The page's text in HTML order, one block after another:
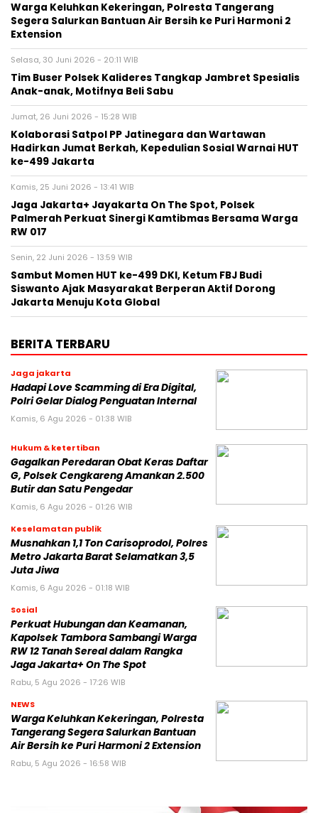
Warga Keluhkan Kekeringan, Polresta Tangerang
Segera Salurkan Bantuan Air Bersih ke Puri Harmoni 2
Extension
Selasa, 30 Juni 2026 - 20:11 WIB
Tim Buser Polsek Kalideres Tangkap Jambret Spesialis
Anak-anak, Motifnya Beli Sabu
Jumat, 26 Juni 2026 - 15:28 WIB
Kolaborasi Satpol PP Jatinegara dan Wartawan
Hadirkan Jumat Berkah, Kepedulian Sosial Warnai HUT
ke-499 Jakarta
Kamis, 25 Juni 2026 - 13:41 WIB
Jaga Jakarta+ Jayakarta On The Spot, Polsek
Palmerah Perkuat Sinergi Kamtibmas Bersama Warga
RW 017
Senin, 22 Juni 2026 - 13:59 WIB
Sambut Momen HUT ke-499 DKI, Ketum FBJ Budi
Siswanto Ajak Masyarakat Berperan Aktif Dorong
Jakarta Menuju Kota Global
BERITA TERBARU
Jaga jakarta
Hadapi Love Scamming di Era Digital,
Polri Gelar Dialog Penguatan Internal
Kamis, 6 Agu 2026 - 01:38 WIB
Hukum & ketertiban
Gagalkan Peredaran Obat Keras Daftar
G, Polsek Cengkareng Amankan 2.500
Butir dan Satu Pengedar
Kamis, 6 Agu 2026 - 01:26 WIB
Keselamatan publik
Musnahkan 1,1 Ton Carisoprodol, Polres
Metro Jakarta Barat Selamatkan 3,5
Juta Jiwa
Kamis, 6 Agu 2026 - 01:18 WIB
Sosial
Perkuat Hubungan dan Keamanan,
Kapolsek Tambora Sambangi Warga
RW 12 Tanah Sereal dalam Rangka
Jaga Jakarta+ On The Spot
Rabu, 5 Agu 2026 - 17:26 WIB
NEWS
Warga Keluhkan Kekeringan, Polresta
Tangerang Segera Salurkan Bantuan
Air Bersih ke Puri Harmoni 2 Extension
Rabu, 5 Agu 2026 - 16:58 WIB